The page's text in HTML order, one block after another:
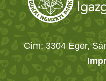
Cím: 3304 Eger,